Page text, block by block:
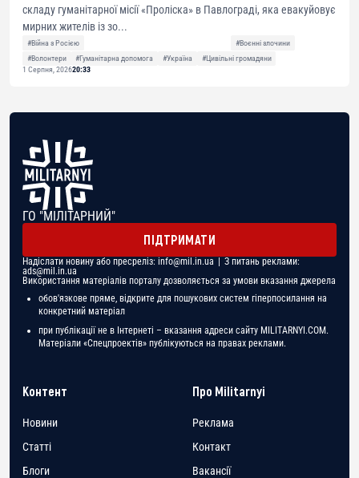
складу гуманітарної місії «Проліска» в Павлограді, яка евакуйовує
мирних жителів із зо...
#Війна з Росією
#Воєнні злочини
#Волонтери
#Гуманітарна допомога #Україна
#Цивільні громадяни
1 Серпня, 202620:33
ГО "МІЛІТАРНИЙ"
ПІДТРИМАТИ
Надіслати новину або пресреліз: info@mil.in.ua | З питань реклами:
ads@mil.in.ua
Використання матеріалів порталу дозволяється за умови вказання джерела
обов'язкове пряме, відкрите для пошукових систем гіперпосилання на
конкретний матеріал
при публікації не в Інтернеті – вказання адреси сайту MILITARNYI.COM.
Матеріали «Спецпроектів» публікуються на правах реклами.
Контент
Новини
Статті
Блоги
Про Militarnyi
Реклама
Контакт
Вакансії